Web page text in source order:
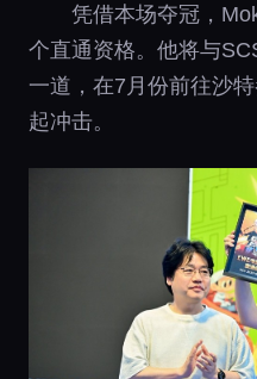
凭借本场夺冠，
个直通资格。他将与
一道，在7月份前往沙
起冲击。